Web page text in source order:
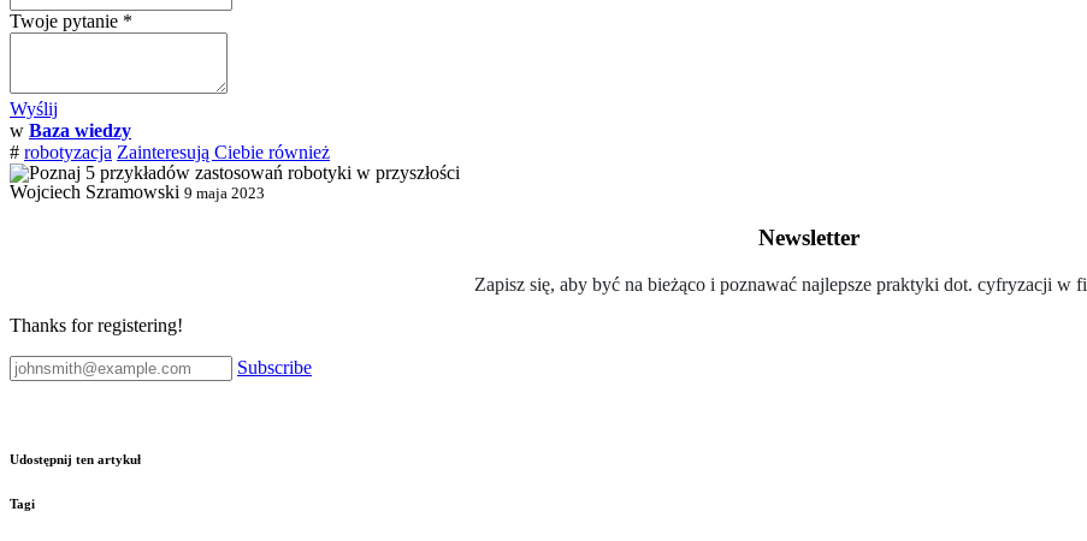
Twoje pytanie *
Wyślij
w Baza wiedzy
# robotyzacja Zainteresują Ciebie również
Wojciech Szramowski 9 maja 2023
Newsletter
Zapisz się, aby być na bieżąco i poznawać najlepsze praktyki dot. cyfryzacji w
Thanks for registering!
Subscribe
Udostępnij ten artykuł
Tagi